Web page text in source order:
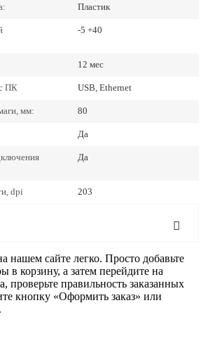
Пластик
-5 +40
12 мес
ПК USB, Ethernet
мм: 80
Да
Да
dpi 203
нашем сайте легко. Просто добавьте
в корзину, а затем перейдите на
проверьте правильность заказанных
кнопку «Оформить заказ» или